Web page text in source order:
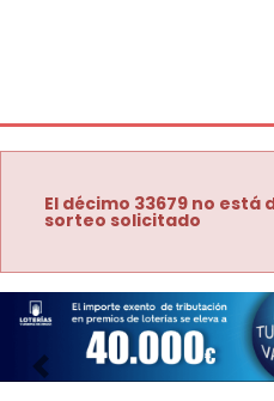
El décimo 33679 no está
sorteo solicitado
Imagen anterior